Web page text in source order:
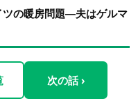
の暖房問題―夫はゲルマ
次の話 ›